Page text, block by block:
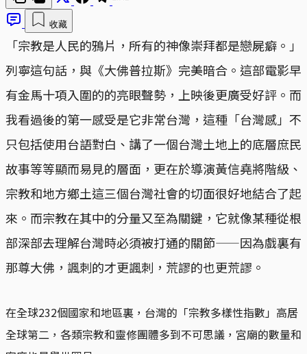
收藏
「宗教是人民的鴉片，所有的神像崇拜都是戀屍癖。」
列寧這句話，與《大佛普拉斯》完美暗合。這部電影早
有金馬十項入圍的的亮眼聲勢，上映後更廣受好評。而
我看過後的第一感受是它非常台灣，這種「台灣感」不
只包括使用台語對白、講了一個台灣土地上的底層庶民
故事等等顯而易見的層面，更在於導演黃信堯將階級、
宗教和地方鄉土這三個台灣社會的切面很好地結合了起
來。而宗教在其中的分量又至為關鍵，它就像某種從根
部深部去理解台灣時必須被打通的關節——因為戲裏有
那尊大佛，諷刺的才更諷刺，荒謬的也更荒謬。
在全球232個國家和地區裏，台灣的「宗教多樣性指數」高居
全球第二，各類宗教和靈修團體多到不可思議，宮廟的數量和